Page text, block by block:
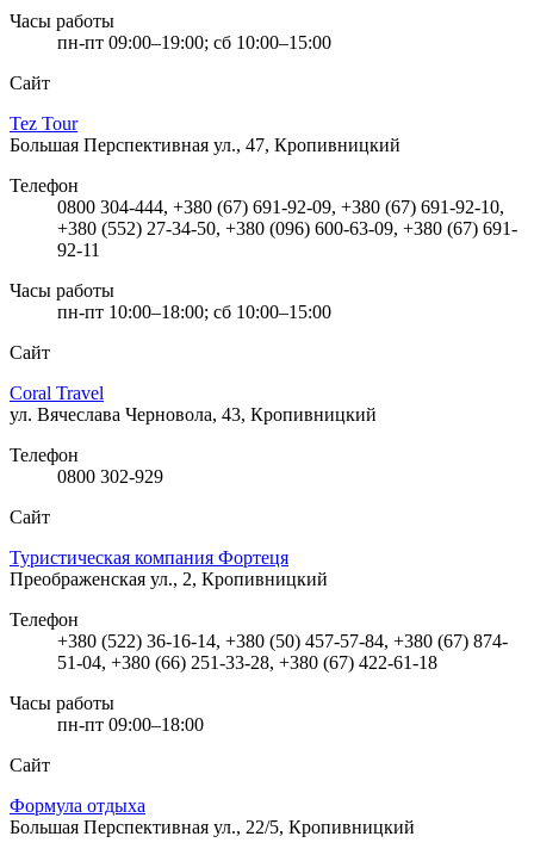
Часы работы
пн-пт 09:00–19:00; сб 10:00–15:00
Сайт
Tez Tour
Большая Перспективная ул., 47, Кропивницкий
Телефон
0800 304-444, +380 (67) 691-92-09, +380 (67) 691-92-10,
+380 (552) 27-34-50, +380 (096) 600-63-09, +380 (67) 691-
92-11
Часы работы
пн-пт 10:00–18:00; сб 10:00–15:00
Сайт
Coral Travel
ул. Вячеслава Черновола, 43, Кропивницкий
Телефон
0800 302-929
Сайт
Туристическая компания Фортеця
Преображенская ул., 2, Кропивницкий
Телефон
+380 (522) 36-16-14, +380 (50) 457-57-84, +380 (67) 874-
51-04, +380 (66) 251-33-28, +380 (67) 422-61-18
Часы работы
пн-пт 09:00–18:00
Сайт
Формула отдыха
Большая Перспективная ул., 22/5, Кропивницкий